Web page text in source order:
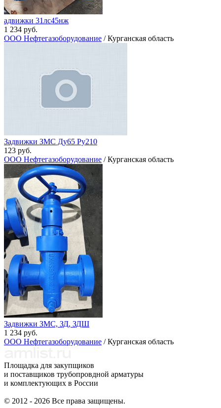
адвижки 31лс45нж
1 234 руб.
ООО Нефтегазоборудование / Курганская область
Задвижки ЗМС Ду65 Ру210
123 руб.
ООО Нефтегазоборудование / Курганская область
Задвижки ЗМС, ЗД, ЗДШ
1 234 руб.
ООО Нефтегазоборудование / Курганская область
Площадка для закупщиков
и поставщиков трубопровдной арматуры
и комплектующих в России
© 2012 - 2026 Все права защищены.